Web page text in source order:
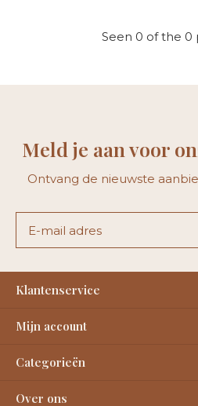
Seen 0 of the 0
Meld je aan voor
Ontvang de nieuwste
Klantenservice
Mijn account
Categorieën
Over ons